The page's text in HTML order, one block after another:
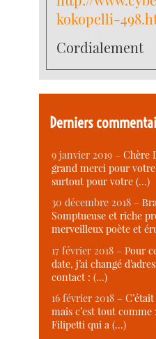
kokopelli-
Cordialement
Derniers
9 janvier 2019 –Chère
grand merci pour
surtout pour votre (…)
30 décembre 2018 –
Somptueuse et riche
merveilleux poète et
17 février 2018 –Pour
date, j’ai changé
contact : (…)
16 février 2018 –
mais c’est tout comme
Filipetti qui a (…)